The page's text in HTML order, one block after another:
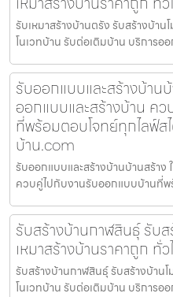
รับเหมาสร้างบ้านตรัง รับสร้างบ้าน
โนเวทบ้าน รับต่อเติมบ้าน บริการอ
รับออกแบบและสร้างบ้าน
ออกแบบและสร้างบ้าน ค
ที่พร้อมตอบโจทย์ทุกไลฟ์
บ้าน.com
รับออกแบบและสร้างบ้านบ้านสร้าง
ควบคู่ไปกับงานรับออกแบบบ้านที่พ
รับสร้างบ้านกาฬสินธุ์ รับ
เหมาสร้างบ้านราคาถูก ทั่ว
รับสร้างบ้านกาฬสินธุ์ รับสร้างบ้านโ
โนเวทบ้าน รับต่อเติมบ้าน บริการอ